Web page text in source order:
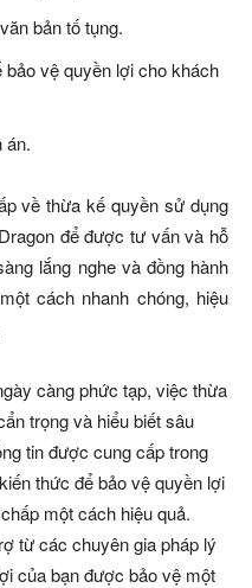
bản tố tụng.
bảo vệ quyền lợi cho khách
án.
về thừa kế quyền sử dụng
để được tư vấn và hỗ
lắng nghe và đồng hành
cách nhanh chóng, hiệu
càng phức tạp, việc thừa
trọng và hiểu biết sâu
tin được cung cấp trong
thức để bảo vệ quyền lợi
một cách hiệu quả.
từ các chuyên gia pháp lý
của bạn được bảo vệ một